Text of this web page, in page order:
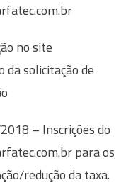
no site
solicitação de
– Inscrições do
para os
redução da taxa.